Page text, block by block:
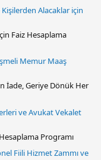
Alacaklar için
Faiz Hesaplama
Memur Maaş
İade, Geriye Dönük Her
ve Avukat Vekalet
Programı
Fiili Hizmet Zammı ve